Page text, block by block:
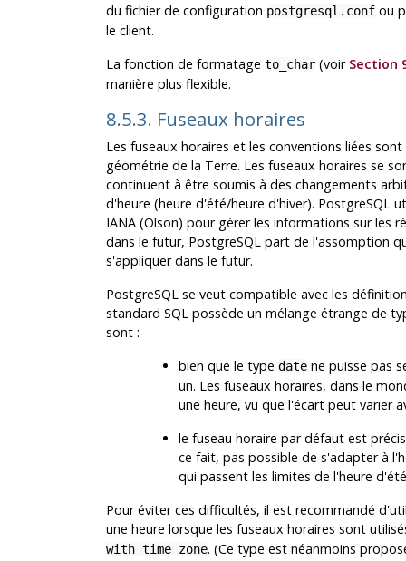
du fichier de configuration postgresql.confou
le client.
La fonction de formatage to_char(voir Section
manière plus flexible.
8.5.3. Fuseaux horaires
Les fuseaux horaires et les conventions liées
géométrie de la Terre. Les fuseaux horaires se
continuent à être soumis à des changements
d'heure (heure d'été/heure d'hiver). PostgreSQL
IANA (Olson) pour gérer les informations sur les
dans le futur, PostgreSQLpart de l'assomption
s'appliquer dans le futur.
PostgreSQLse veut compatible avec les
standard SQLpossède un mélange étrange de
sont :
bien que le type datene puisse pas
un. Les fuseaux horaires, dans le
une heure, vu que l'écart peut varier
le fuseau horaire par défaut est
ce fait, pas possible de s'adapter à
qui passent les limites de l'heure
Pour éviter ces difficultés, il est recommandé
une heure lorsque les fuseaux horaires sont
with time zone. (Ce type est néanmoins